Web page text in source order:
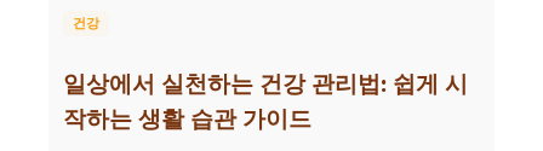
건강
일상에서 실천하는 건강 관리법: 쉽게 시
작하는 생활 습관 가이드